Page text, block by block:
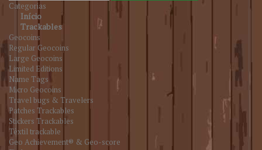
Categorias
Início
Trackables
Geocoins
Regular Geocoins
Large Geocoins
Limited Editions
Name Tags
Micro Geocoins
Travel bugs & Travelers
Patches Trackables
Stickers Trackables
Têxtil trackable
Geo Achievement® & Geo-score